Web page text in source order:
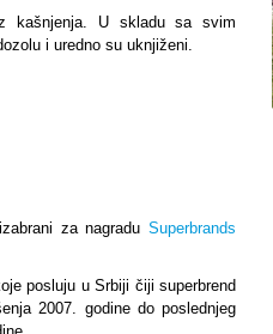
kašnjenja. U skladu sa svim
i uredno su uknjiženi.
za nagraduSuperbrands
posluju u Srbiji čiji superbrend
2007. godine do poslednjeg